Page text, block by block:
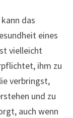
das
eines
vielleicht
ihm zu
verbringst,
und zu
auch wenn